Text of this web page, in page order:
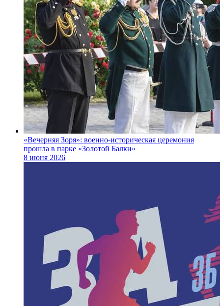
«Вечерняя Зоря»: военно‑историческая церемония
прошла в парке «Золотой Балки»
8 июня 2026